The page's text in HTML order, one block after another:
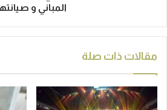
المباني و
مقالات ذات صلة